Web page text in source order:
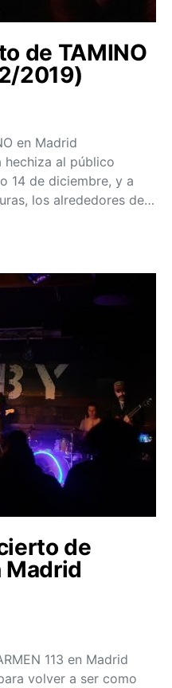
de TAMINO
2019)
en Madrid
hechiza al público
14 de diciembre, y a
los alrededores de…
de
Madrid
113 en Madrid
volver a ser como